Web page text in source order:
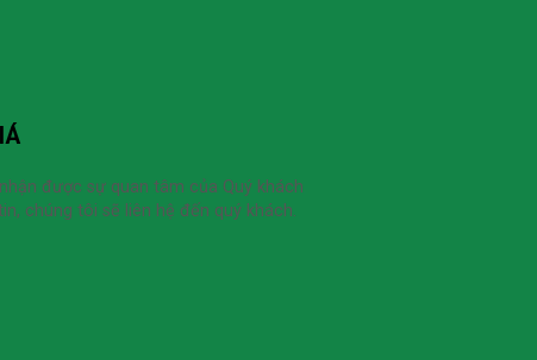
được sự quan tâm của Quý khách
chúng tôi sẽ liên hệ đến quý khách.